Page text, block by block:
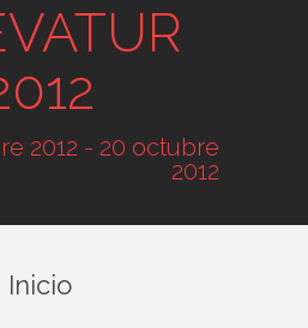
2012 - 20 octubre
2012
Inicio